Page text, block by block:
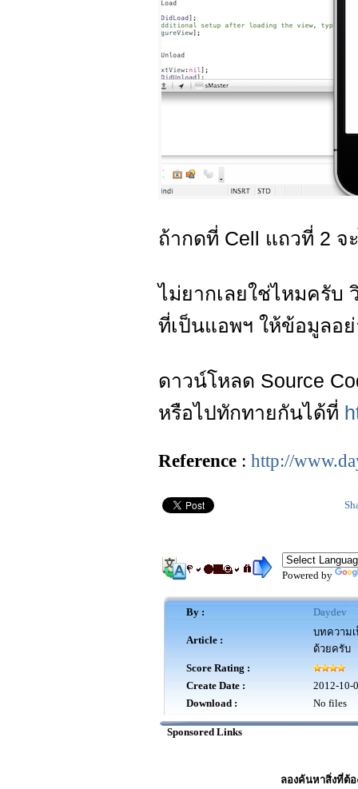
ถ้ากดที่ Cell แถวที่ 2 จ
ไม่ยากเลยใช่ไหมครับ
ที่เป็นแอพฯ ให้ข้อมูลอย่
ดาวน์โหลด Source
หรือไปทักทายกันได้ที่
Reference : http://
Powered by
By : Daydev
Article :
บทความ
ด้วยครับ
Score Rating :
Create Date :
2012-10-
Download :
No files
Sponsored Links
ลองค้นหาสิ่งที่ต้อ